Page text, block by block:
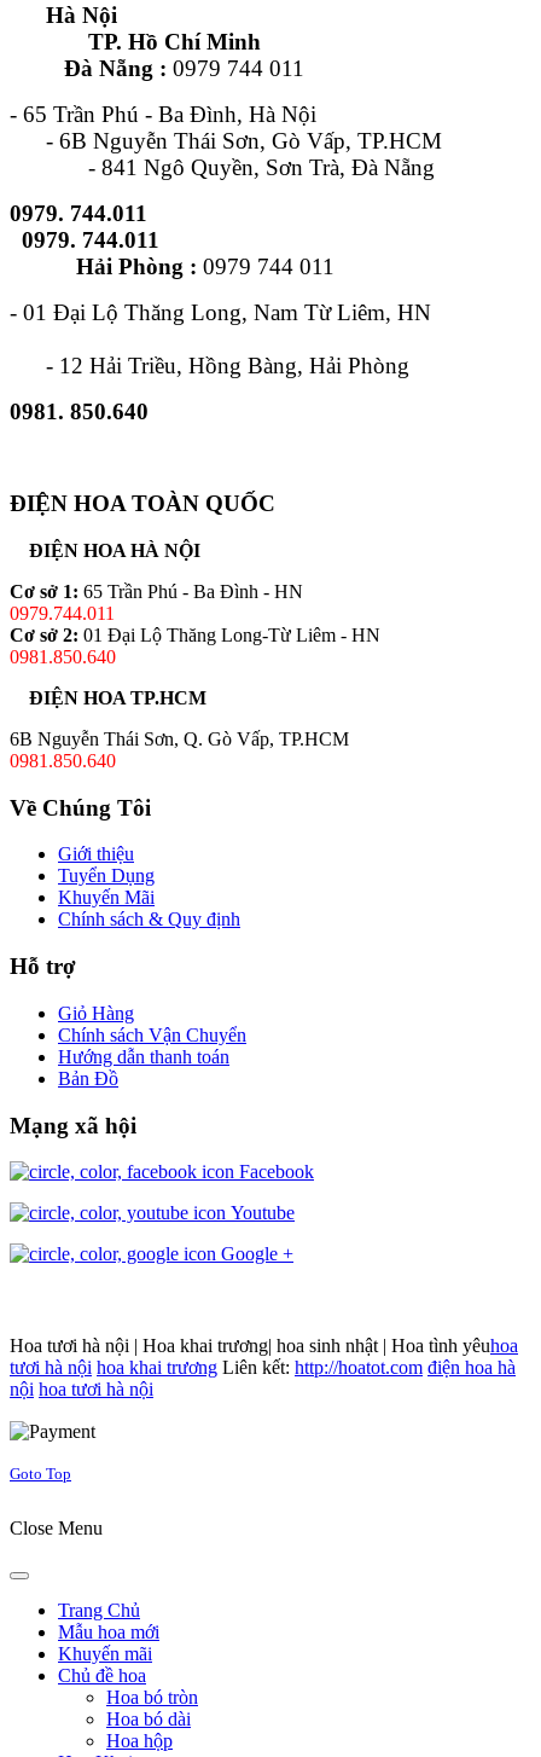
Hà Nội
TP. Hồ Chí Minh
Đà Nẵng : 0979 744 011
- 65 Trần Phú - Ba Đình, Hà Nội
- 6B Nguyễn Thái Sơn, Gò Vấp, TP.HCM
- 841 Ngô Quyền, Sơn Trà, Đà Nẵng
0979. 744.011
0979. 744.011
Hải Phòng : 0979 744 011
- 01 Đại Lộ Thăng Long, Nam Từ Liêm, HN
- 12 Hải Triều, Hồng Bàng, Hải Phòng
0981. 850.640
ĐIỆN HOA TOÀN QUỐC
ĐIỆN HOA HÀ NỘI
Cơ sở 1: 65 Trần Phú - Ba Đình - HN
0979.744.011
Cơ sở 2: 01 Đại Lộ Thăng Long-Từ Liêm - HN
0981.850.640
ĐIỆN HOA TP.HCM
6B Nguyễn Thái Sơn, Q. Gò Vấp, TP.HCM
0981.850.640
Về Chúng Tôi
Giới thiệu
Tuyển Dụng
Khuyến Mãi
Chính sách & Quy định
Hỗ trợ
Giỏ Hàng
Chính sách Vận Chuyển
Hướng dẫn thanh toán
Bản Đồ
Mạng xã hội
Facebook
Youtube
Google +
Hoa tươi hà nội | Hoa khai trương| hoa sinh nhật | Hoa tình yêuhoa
tươi hà nội hoa khai trương Liên kết: http://hoatot.com điện hoa hà
nội hoa tươi hà nội
Goto Top
Close Menu
Trang Chủ
Mẫu hoa mới
Khuyến mãi
Chủ đề hoa
Hoa bó tròn
Hoa bó dài
Hoa hộp